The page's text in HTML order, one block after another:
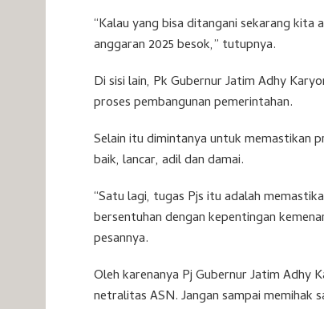
“Kalau yang bisa ditangani sekarang kita
anggaran 2025 besok,” tutupnya.
Di sisi lain, Pk Gubernur Jatim Adhy
proses pembangunan pemerintahan.
Selain itu dimintanya untuk memastikan
baik, lancar, adil dan damai.
“Satu lagi, tugas Pjs itu adalah
bersentuhan dengan kepentingan
pesannya.
Oleh karenanya Pj Gubernur Jatim
netralitas ASN. Jangan sampai